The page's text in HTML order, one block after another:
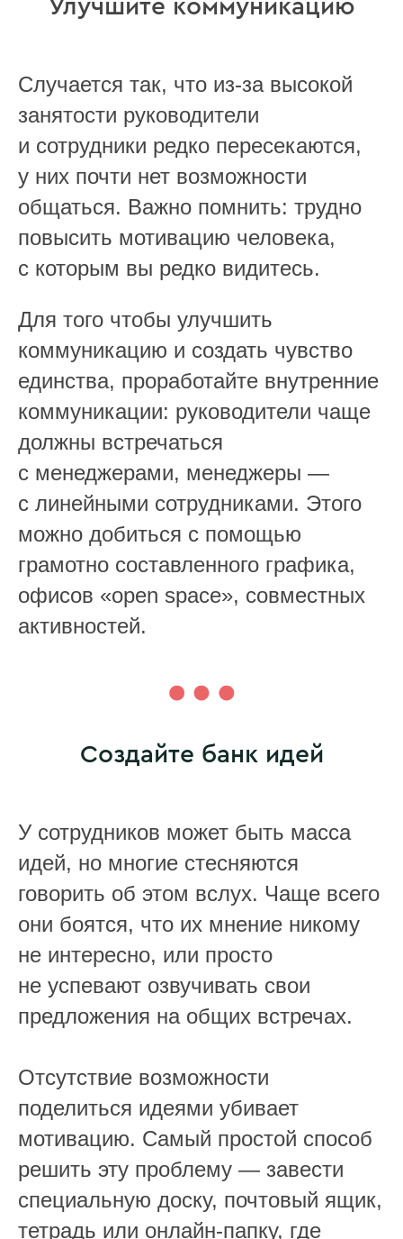
Случается так, что из-за высокой
занятости руководители
и сотрудники редко пересекаются,
у них почти нет возможности
общаться. Важно помнить: трудно
повысить мотивацию человека,
с которым вы редко видитесь.
Для того чтобы улучшить
коммуникацию и создать чувство
единства, проработайте внутренние
коммуникации: руководители чаще
должны встречаться
с менеджерами, менеджеры —
с линейными сотрудниками. Этого
можно добиться с помощью
грамотно составленного графика,
офисов «open space», совместных
активностей.
Создайте банк идей
У сотрудников может быть масса
идей, но многие стесняются
говорить об этом вслух. Чаще всего
они боятся, что их мнение никому
не интересно, или просто
не успевают озвучивать свои
предложения на общих встречах.
Отсутствие возможности
поделиться идеями убивает
мотивацию. Самый простой способ
решить эту проблему — завести
специальную доску, почтовый ящик,
тетрадь или онлайн-папку, где